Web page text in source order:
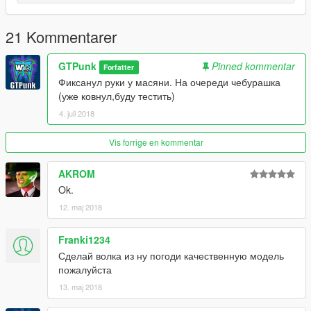
But, who knows...
+
Everything rigged pretty good
-
There are soo little holes, almost unseen. Only i can see
them...
21 Kommentarer
GTPunk Forfatter
Pinned kommentar
Фиксанул руки у масяни. На очереди чебурашка
(уже ковнул,буду тестить)
4. juli 2018
Vis forrige en kommentar
AKROM
Ok.
12. maj 2018
Franki1234
Сделай волка из ну погоди качественную модель
пожалуйста
13. maj 2018